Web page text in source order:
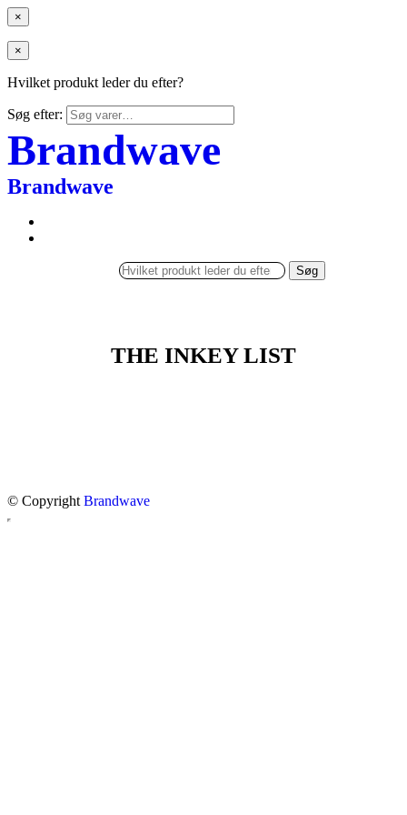
×
×
Hvilket produkt leder du efter?
Søg efter:
Brandwave
Brandwave
Søg
THE INKEY LIST
© Copyright Brandwave